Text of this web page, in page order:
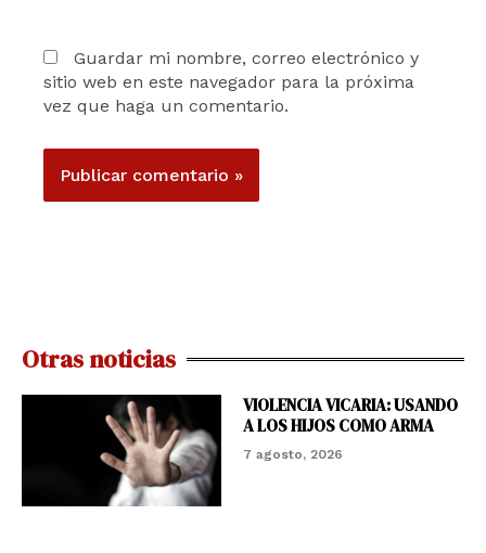
Guardar mi nombre, correo electrónico y
sitio web en este navegador para la próxima
vez que haga un comentario.
Otras noticias
VIOLENCIA VICARIA: USANDO
A LOS HIJOS COMO ARMA
7 agosto, 2026